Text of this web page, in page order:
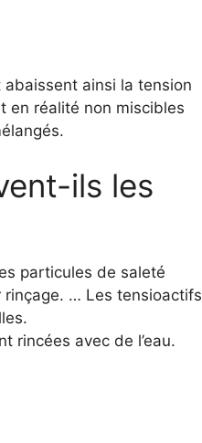
ainsi la tension
en réalité non miscibles
ils les
particules de saleté
rinçage. … Les tensioactifs
rincées avec de l’eau.